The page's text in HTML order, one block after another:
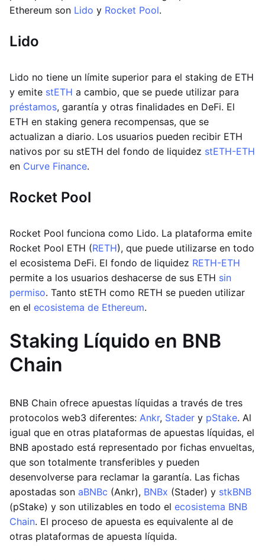
Ethereum son Lido y Rocket Pool.
Lido
Lido no tiene un límite superior para el staking de ETH
y emite stETH a cambio, que se puede utilizar para
préstamos, garantía y otras finalidades en DeFi. El
ETH en staking genera recompensas, que se
actualizan a diario. Los usuarios pueden recibir ETH
nativos por su stETH del fondo de liquidez stETH-ETH
en Curve Finance.
Rocket Pool
Rocket Pool funciona como Lido. La plataforma emite
Rocket Pool ETH (RETH), que puede utilizarse en todo
el ecosistema DeFi. El fondo de liquidez RETH-ETH
permite a los usuarios deshacerse de sus ETH sin
permiso. Tanto stETH como RETH se pueden utilizar
en el ecosistema de Ethereum.
Staking Líquido en BNB
Chain
BNB Chain ofrece apuestas líquidas a través de tres
protocolos web3 diferentes: Ankr, Stader y pStake. Al
igual que en otras plataformas de apuestas líquidas, el
BNB apostado está representado por fichas envueltas,
que son totalmente transferibles y pueden
desenvolverse para reclamar la garantía. Las fichas
apostadas son aBNBc (Ankr), BNBx (Stader) y stkBNB
(pStake) y son utilizables en todo el ecosistema BNB
Chain. El proceso de apuesta es equivalente al de
otras plataformas de apuesta líquida.